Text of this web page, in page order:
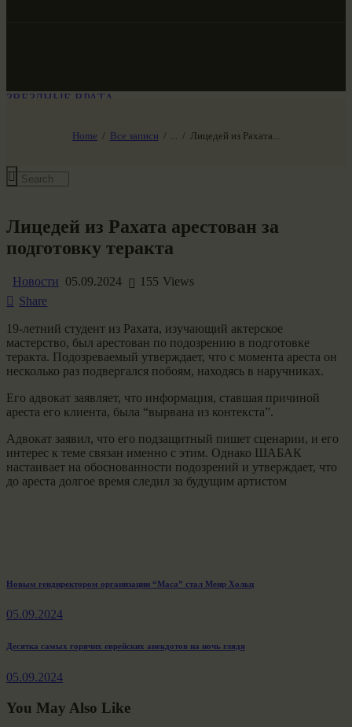
Home Все записи Лицедей из Рахата...
ЗВЕЗДНЫЕ ВРАТА
Лицедей из Рахата арестован за
подготовку теракта
Новости 05.09.2024 155 Views
Share
19-летний студент из Рахата, изучающий актерское
мастерство, был арестован по подозрению в подготовке
теракта. Подозреваемый утверждает, что с момента ареста он
несколько раз подвергался побоям, находясь в наручниках.
Его адвокат заявляет, что информация, ставшая причиной
ареста его клиента, была “вырвана из контекста”.
Адвокат заявил, что его подзащитный пишет сценарии, и его
интерес к теме связан именно с этим. Однако ШАБАК
настаивает на обоснованности подозрений и утверждает, что
до ареста долгое время следил за будущим артистом
Навигация
по
Previous
Новым гендиректором организации “Маса” стал Меир Хольц
05.09.2024
Next
Десятка самых горячих еврейских анекдотов на ночь глядя
05.09.2024
You May Also Like